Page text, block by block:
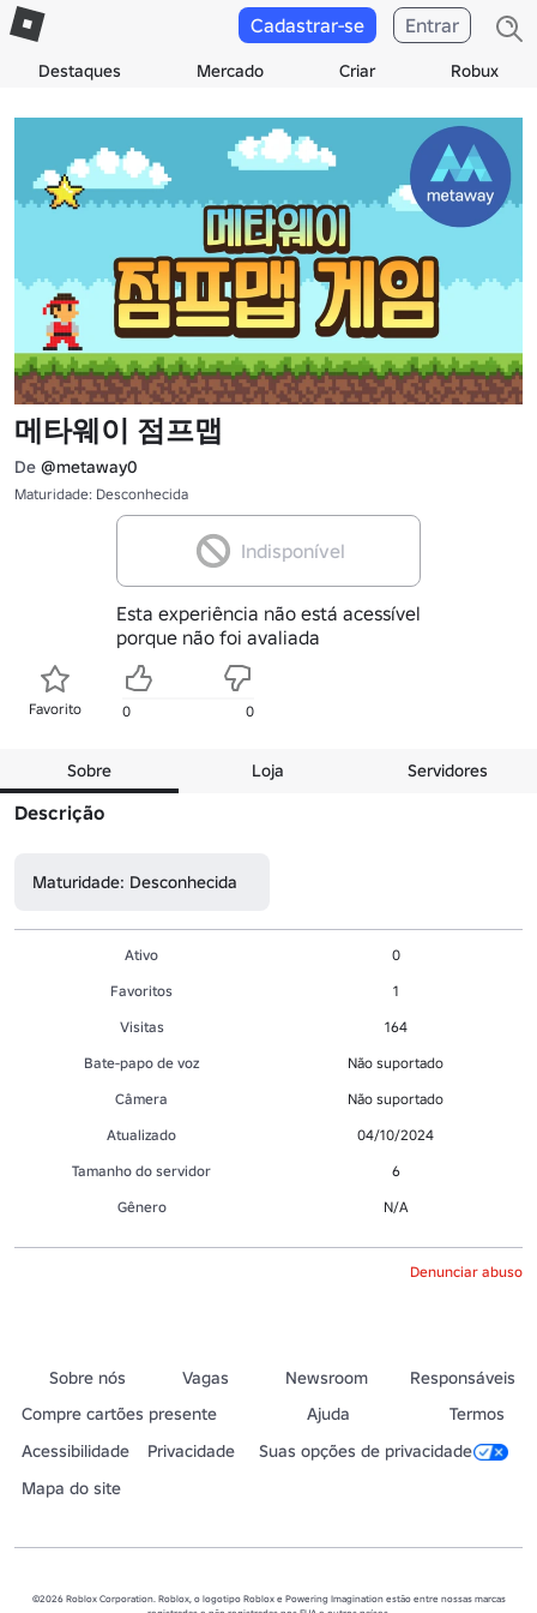
Destaques Mercado Criar Robux
Cadastrar-se Entrar
메타웨이 점프맵
De @metaway0
Maturidade: Desconhecida
Indisponível
Esta experiência não está acessível
porque não foi avaliada
Favorito 0 0
Sobre Loja Servidores
Descrição
Maturidade: Desconhecida
Ativo
0
Favoritos
1
Visitas
164
Bate-papo de voz
Não suportado
Câmera
Não suportado
Atualizado
04/10/2024
Tamanho do servidor
6
Gênero
N/A
Denunciar abuso
Sobre nós Vagas Newsroom
Responsáveis
Compre cartões presente
Ajuda
Termos
Acessibilidade
Privacidade
Suas opções de privacidade
Mapa do site
©2026 Roblox Corporation. Roblox, o logotipo Roblox e Powering Imagination estão entre nossas marcas